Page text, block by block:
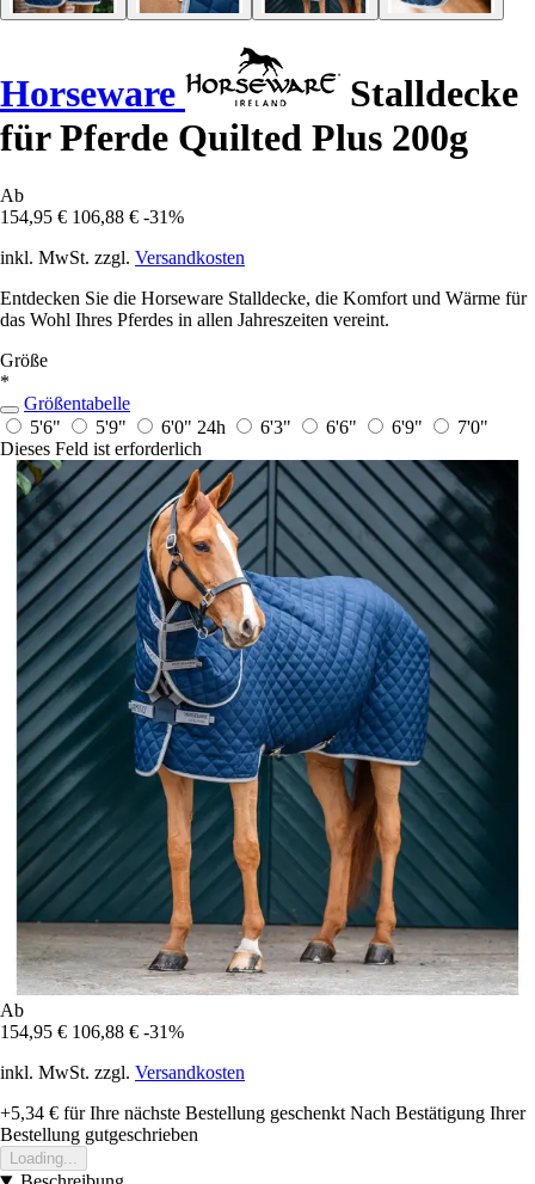
Horseware
Stalldecke
für Pferde Quilted Plus 200g
Ab
154,95 € 106,88 € -31%
inkl. MwSt. zzgl. Versandkosten
Entdecken Sie die Horseware Stalldecke, die Komfort und Wärme für
das Wohl Ihres Pferdes in allen Jahreszeiten vereint.
Größe
*
Größentabelle
5'6"
5'9" 6'0" 24h 6'3" 6'6" 6'9"
7'0"
Dieses Feld ist erforderlich
Ab
154,95 € 106,88 € -31%
inkl. MwSt. zzgl. Versandkosten
+5,34 € für Ihre nächste Bestellung geschenkt Nach Bestätigung Ihrer
Bestellung gutgeschrieben
Loading...